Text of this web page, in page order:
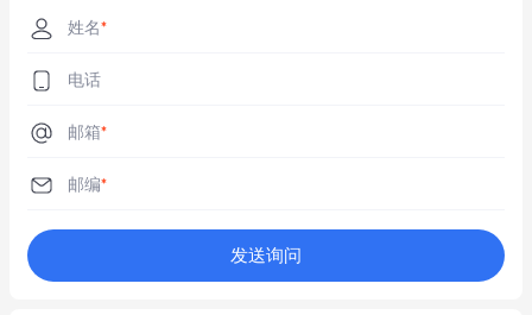
姓名*
电话
邮箱*
邮编*
发送询问